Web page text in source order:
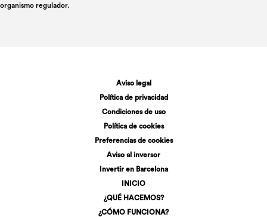
organismo regulador.
Aviso legal
Política de privacidad
Condiciones de uso
Política de cookies
Preferencias de cookies
Aviso al inversor
Invertir en Barcelona
INICIO
¿QUÉ HACEMOS?
¿CÓMO FUNCIONA?